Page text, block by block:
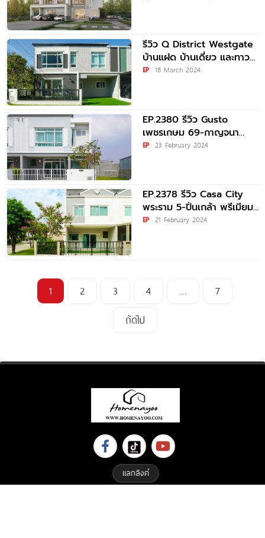
รีวิว Q District Westgate
บ้านแฝด บ้านเดี่ยว และทาวน์
โฮมพร้อมอยู่ ทำเลดี ใกล้
EP 18 March 2024
EP.2380 รีวิว Gusto
เพชรเกษม 69-กาญจนา
ภิเษก ทาวน์โฮมซีรีส์ใหม่สไตล์
EP 23 February 2024
EP.2378 รีวิว Casa City
พระราม 5-ปิ่นเกล้า พรีเมียม
ทาวน์โฮม 2-3 ชั้น สไตล์
EP 21 February 2024
1 2 3 4 …
7
ถัดไป
แลกลิงค์